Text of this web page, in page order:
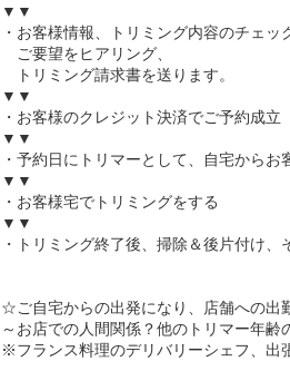
▼▼
・お客様情報、トリミング内容のチェッ
ご要望をヒアリング、
トリミング請求書を送ります。
▼▼
・お客様のクレジット決済でご予約成立
▼▼
・予約日にトリマーとして、自宅からお
▼▼
・お客様宅でトリミングをする
▼▼
・トリミング終了後、掃除＆後片付け、
☆ご自宅からの出発になり、店舗への出
～お店での人間関係？他のトリマー年
※フランス料理のデリバリーシェフ、出